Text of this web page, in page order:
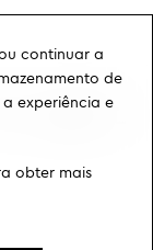
continuar a
de
experiência e
obter mais